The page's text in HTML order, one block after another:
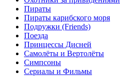
Пираты
Пираты карибского моря
Подружки (Friends)
Поезда
Принцессы Дисней
Самолёты и Вертолёты
Симпсоны
Сериалы и Фильмы